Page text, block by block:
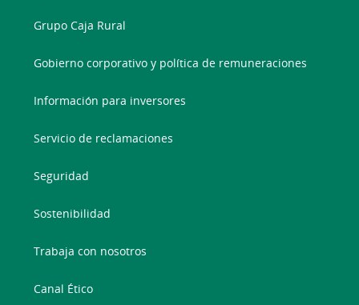
Grupo Caja Rural
Gobierno corporativo y política de remuneraciones
Información para inversores
Servicio de reclamaciones
Seguridad
Sostenibilidad
Trabaja con nosotros
Canal Ético